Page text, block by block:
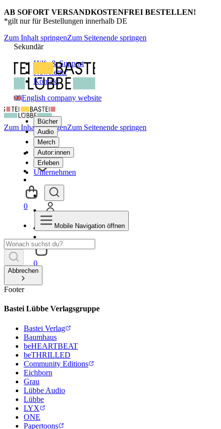
AB SOFORT VERSANDKOSTENFREI BESTELLEN!
*gilt nur für Bestellungen innerhalb DE
Zum Inhalt springenZum Seitenende springen
Sekundär
Hilfe & Support
Newsletter
Kontakt
English company website
Bücher
Audio
Merch
Autor:innen
Erleben
Unternehmen
0
Zum Inhalt springenZum Seitenende springen
0
Mobile Navigation öffnen
Abbrechen
Footer
Bastei Lübbe Verlagsgruppe
Bastei Verlag
Baumhaus
beHEARTBEAT
beTHRILLED
Community Editions
Eichborn
Grau
Lübbe Audio
Lübbe
LYX
ONE
Papertoons